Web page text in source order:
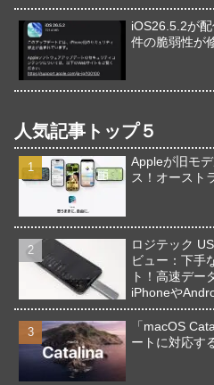
iOS26.5.2が
件の脆弱性が
人気記事トップ５
Appleが旧モ
ス！オースト
ロジテック
ビュー：下手
ト！高速デー
iPhoneや
「macOS
ートに対応す